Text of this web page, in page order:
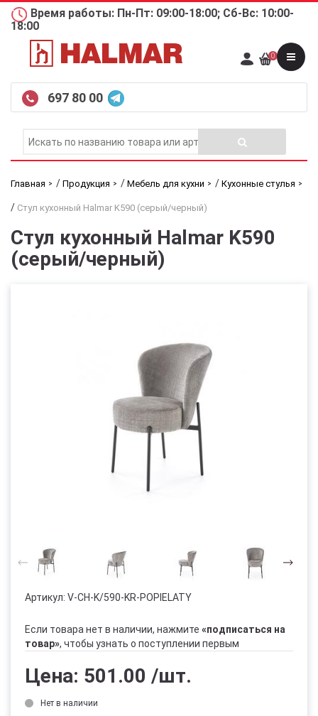
Время работы: Пн-Пт: 09:00-18:00; Сб-Вс: 10:00-
18:00
697 80 00
0
Главная / Продукция / Мебель для кухни / Кухонные стулья
/ Стул кухонный Halmar K590 (серый/черный)
Стул кухонный Halmar K590
(серый/черный)
Артикул: V-CH-K/590-KR-POPIELATY
Если товара нет в наличии, нажмите «подписаться на
товар», чтобы узнать о поступлении первым
Цена: 501.00 /шт.
Нет в наличии